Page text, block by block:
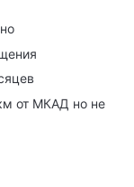
от МКАД но не